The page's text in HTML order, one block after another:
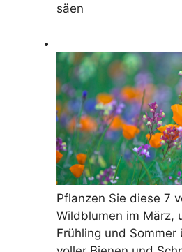
säen
Pflanzen Sie diese 7
Wildblumen im März,
Frühling und